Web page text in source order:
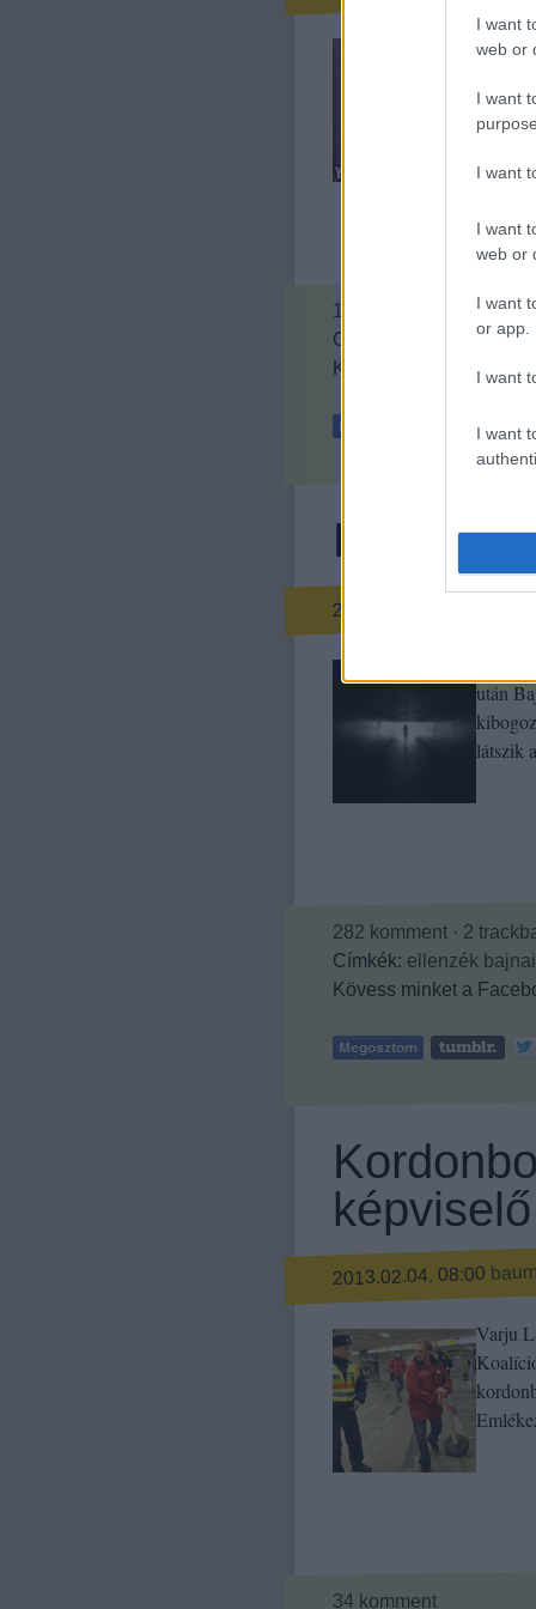
I want
web or
I want
I want
I want
web or
I want
or app.
I want
I want
A
divat
10
Címkék:
jobboldal
Kövess minket a
Fény az
2013.02.05. 08:00
után
látszik
282 komment · 2
Címkék: ellenzék bajnai
Kövess minket a
képviselő
2013.02.04. 08:00 baum
Varju
34 komment